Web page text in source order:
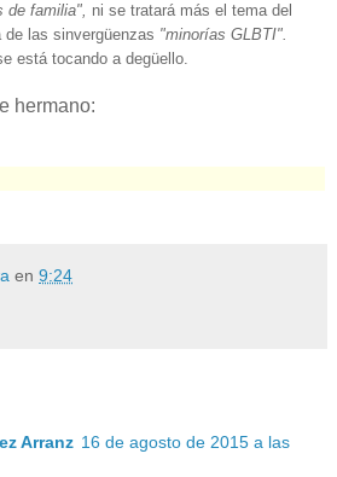
de familia", ni se tratará más el tema del
de las sinvergüenzas "minorías GLBTI".
está tocando a degüello.
hermano:
en 9:24
Arranz 16 de agosto de 2015 a las